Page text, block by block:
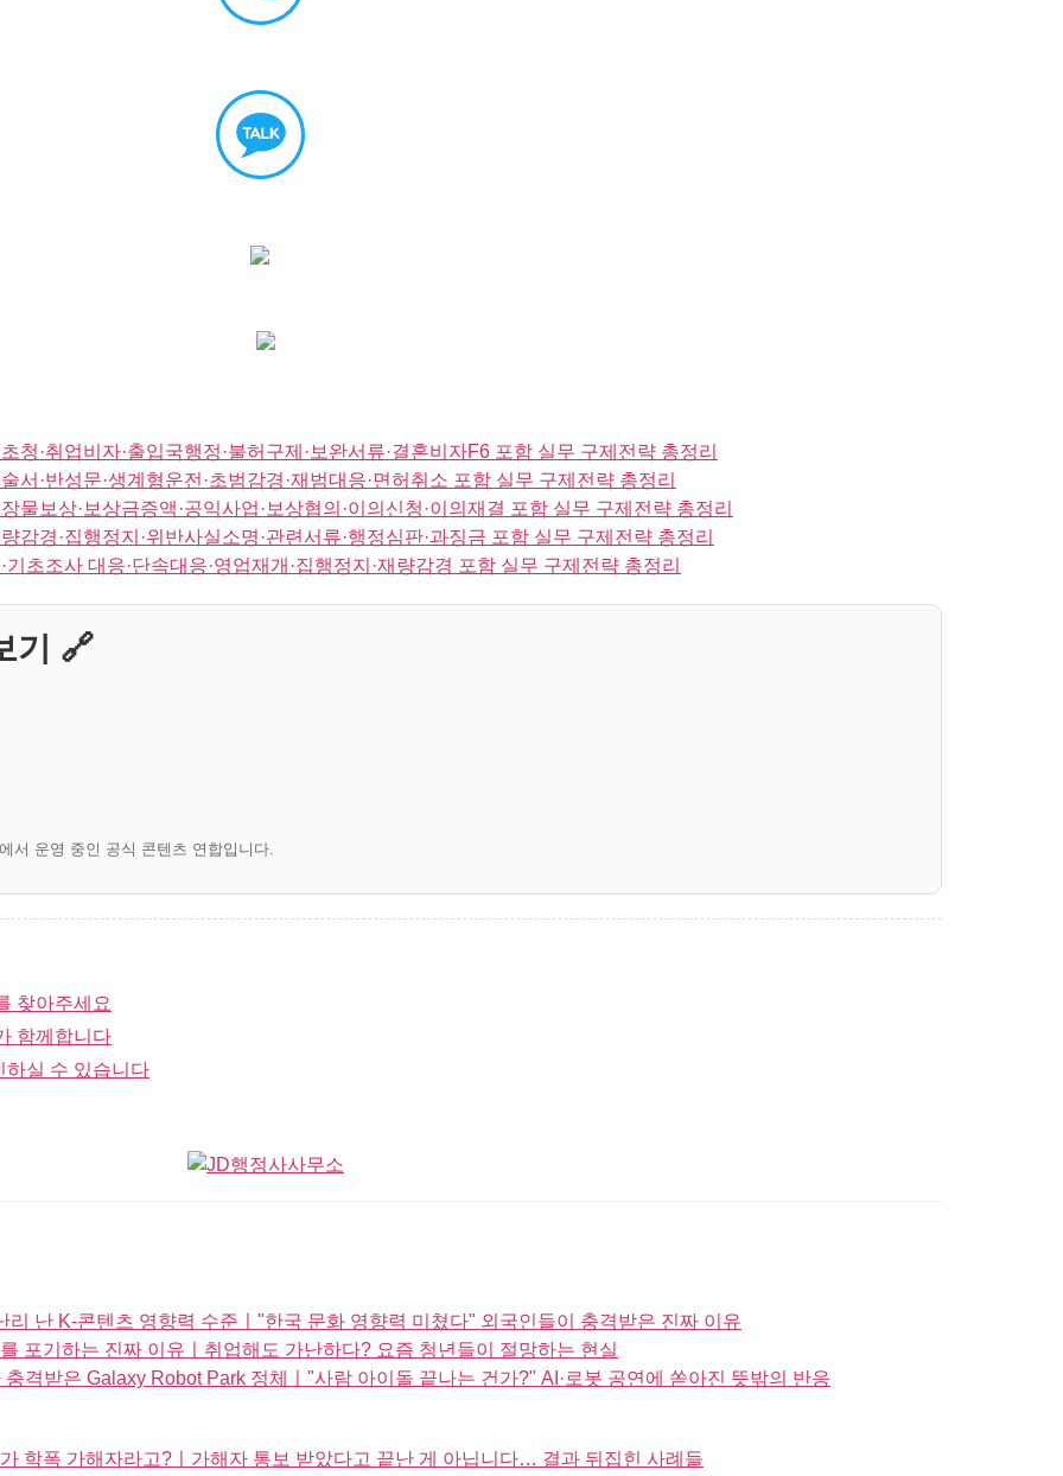
청·취업비자·출입국행정·불허구제·보완서류·결혼비자F6 포함 실무 구제전략 총정리
서·반성문·생계형운전·초범감경·재범대응·면허취소 포함 실무 구제전략 총정리
물보상·보상금증액·공익사업·보상협의·이의신청·이의재결 포함 실무 구제전략 총정리
감경·집행정지·위반사실소명·관련서류·행정심판·과징금 포함 실무 구제전략 총정리
초조사 대응·단속대응·영업재개·집행정지·재량감경 포함 실무 구제전략 총정리
기 🔗
서 운영 중인 공식 콘텐츠 연합입니다.
찾아주세요
함께합니다
하실 수 있습니다
난 K-콘텐츠 영향력 수준ㅣ"한국 문화 영향력 미쳤다" 외국인들이 충격받은 진짜 이유
포기하는 진짜 이유ㅣ취업해도 가난하다? 요즘 청년들이 절망하는 현실
격받은 Galaxy Robot Park 정체ㅣ"사람 아이돌 끝나는 건가?" AI·로봇 공연에 쏟아진 뜻밖의 반응
학폭 가해자라고?ㅣ가해자 통보 받았다고 끝난 게 아닙니다… 결과 뒤집힌 사례들